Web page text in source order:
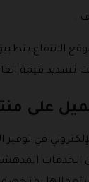
.
الانتفاع
تسديد قيمة
على
في توفير
الخدمات